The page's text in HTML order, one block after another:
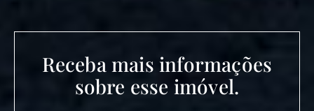
Receba mais informações
sobre esse imóvel.